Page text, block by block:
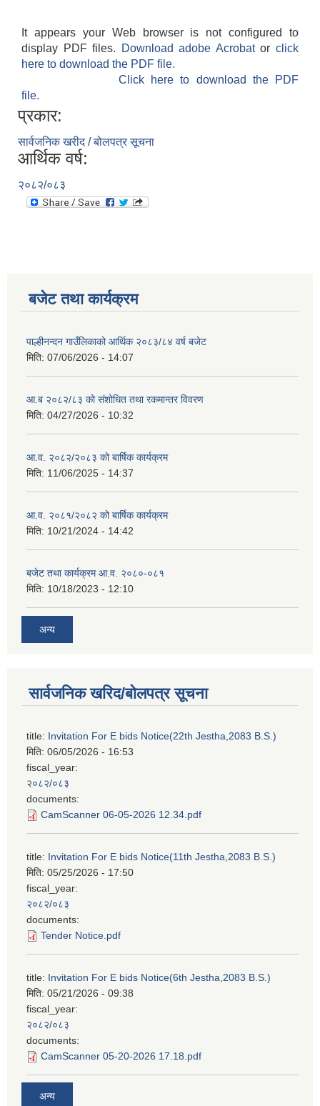
It appears your Web browser is not configured to
display PDF files.
Download adobe Acrobatorclick
here to download the PDF file.
Click here to download the PDF
file.
प्रकार:
सार्वजनिक खरीद / बोलपत्र सूचना
आर्थिक वर्ष:
२०८२/०८३
बजेट तथा कार्यक्रम
पाल्हीनन्दन गाउँलिकाको आर्थिक २०८३/८४ वर्ष बजेट
मिति: 07/06/2026 - 14:07
आ.ब २०८२/८३ को संशोधित तथा रकमान्तर विवरण
मिति: 04/27/2026 - 10:32
आ.व. २०८२/२०८३ को बार्षिक कार्यक्रम
मिति: 11/06/2025 - 14:37
आ.व. २०८१/२०८२ को बार्षिक कार्यक्रम
मिति: 10/21/2024 - 14:42
बजेट तथा कार्यक्रम आ.व. २०८०-०८१
मिति: 10/18/2023 - 12:10
अन्य
सार्वजनिक खरिद/बोलपत्र सूचना
title: Invitation For E bids Notice(22th Jestha,2083 B.S.)
मिति: 06/05/2026 - 16:53
fiscal_year:
२०८२/०८३
documents:
CamScanner 06-05-2026 12.34.pdf
title: Invitation For E bids Notice(11th Jestha,2083 B.S.)
मिति: 05/25/2026 - 17:50
fiscal_year:
२०८२/०८३
documents:
Tender Notice.pdf
title: Invitation For E bids Notice(6th Jestha,2083 B.S.)
मिति: 05/21/2026 - 09:38
fiscal_year:
२०८२/०८३
documents:
CamScanner 05-20-2026 17.18.pdf
अन्य